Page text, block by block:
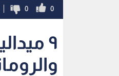
0
0
٩